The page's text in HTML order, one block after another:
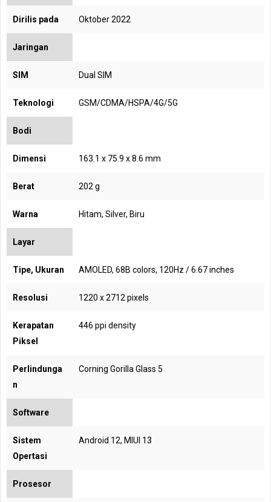
Dirilis pada Oktober 2022
Jaringan
SIM Dual SIM
Teknologi GSM/CDMA/HSPA/4G/5G
Bodi
Dimensi 163.1 x 75.9 x 8.6 mm
Berat 202 g
Warna Hitam, Silver, Biru
Layar
Tipe, Ukuran AMOLED, 68B colors, 120Hz / 6.67 inches
Resolusi 1220 x 2712 pixels
Kerapatan
Piksel
446 ppi density
Perlindunga
n
Corning Gorilla Glass 5
Software
Sistem
Opertasi
Android 12, MIUI 13
Prosesor